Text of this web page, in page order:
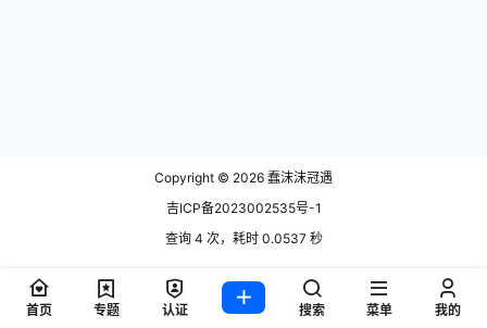
Copyright © 2026 蠢沫沫冠遇
吉ICP备2023002535号-1
查询 4 次，耗时 0.0537 秒
首页 专题 认证 搜索 菜单 我的